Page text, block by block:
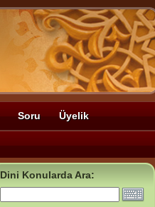
Soru Üyelik
Dini Konularda Ara: